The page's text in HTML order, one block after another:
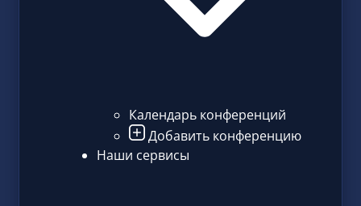
Календарь конференций
Добавить конференцию
Наши сервисы